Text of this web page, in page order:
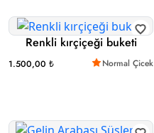
Renkli kırçiçeği buketi
1.500,00 ₺ Normal Çicek